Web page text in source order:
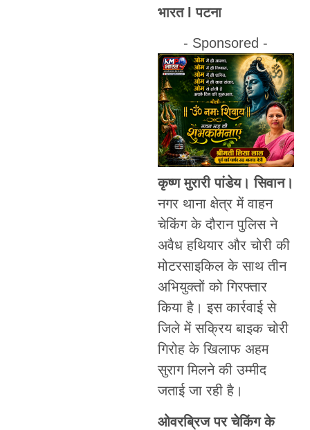
भारत l पटना
- Sponsored -
कृष्ण मुरारी पांडेय। सिवान।
नगर थाना क्षेत्र में वाहन
चेकिंग के दौरान पुलिस ने
अवैध हथियार और चोरी की
मोटरसाइकिल के साथ तीन
अभियुक्तों को गिरफ्तार
किया है। इस कार्रवाई से
जिले में सक्रिय बाइक चोरी
गिरोह के खिलाफ अहम
सुराग मिलने की उम्मीद
जताई जा रही है।
ओवरब्रिज पर चेकिंग के